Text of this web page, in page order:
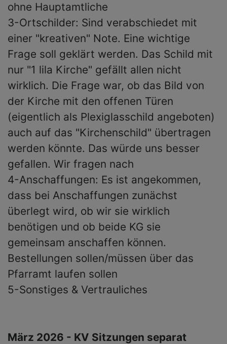
ohne Hauptamtliche
3-Ortschilder: Sind verabschiedet mit
einer "kreativen" Note. Eine wichtige
Frage soll geklärt werden. Das Schild mit
nur "1 lila Kirche" gefällt allen nicht
wirklich. Die Frage war, ob das Bild von
der Kirche mit den offenen Türen
(eigentlich als Plexiglasschild angeboten)
auch auf das "Kirchenschild" übertragen
werden könnte. Das würde uns besser
gefallen. Wir fragen nach
4-Anschaffungen: Es ist angekommen,
dass bei Anschaffungen zunächst
überlegt wird, ob wir sie wirklich
benötigen und ob beide KG sie
gemeinsam anschaffen können.
Bestellungen sollen/müssen über das
Pfarramt laufen sollen
5-Sonstiges & Vertrauliches
März 2026 - KV Sitzungen separat